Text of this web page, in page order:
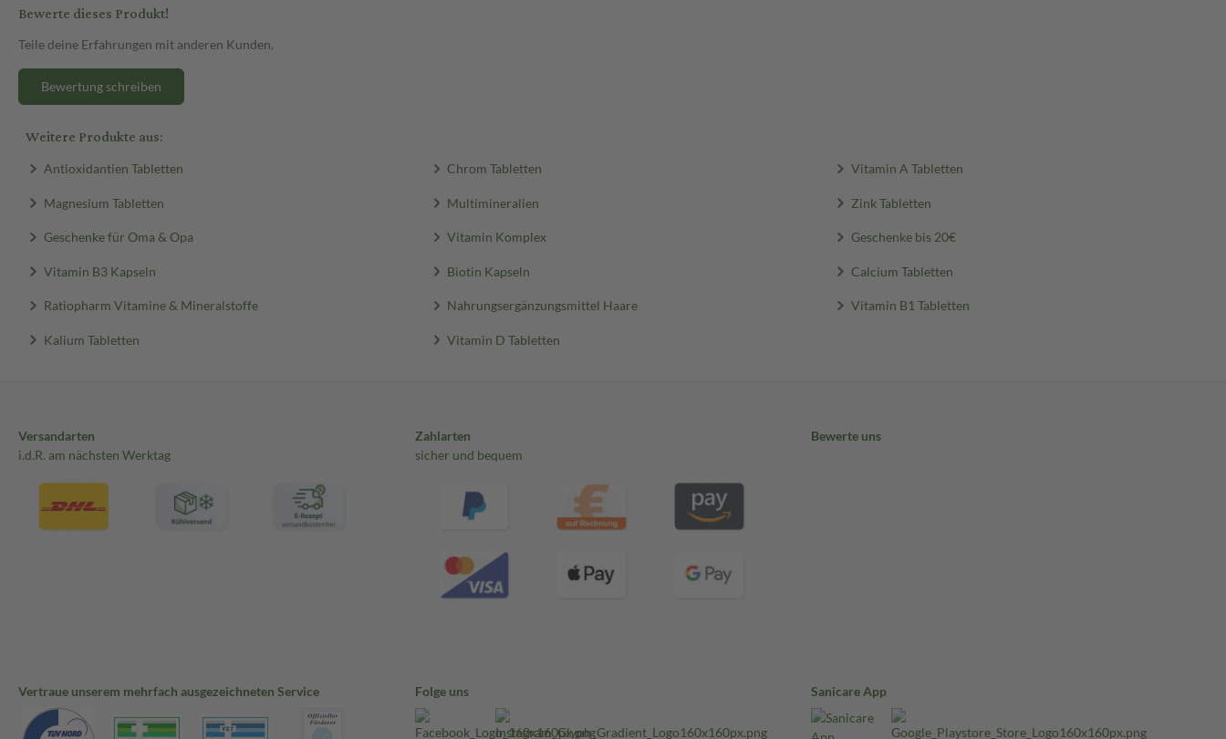
Bewerte dieses Produkt!
Teile deine Erfahrungen mit anderen Kunden.
Bewertung schreiben
Weitere Produkte aus:
Antioxidantien Tabletten Chrom Tabletten Vitamin A Tabletten
Magnesium Tabletten Multimineralien Zink Tabletten
Geschenke für Oma & Opa Vitamin Komplex Geschenke bis 20€
Vitamin B3 Kapseln Biotin Kapseln Calcium Tabletten
Ratiopharm Vitamine & Mineralstoffe Nahrungsergänzungsmittel Haare Vitamin B1 Tabletten
Kalium Tabletten Vitamin D Tabletten
Versandarten
i.d.R. am nächsten Werktag
Zahlarten
sicher und bequem
Bewerte uns
Vertraue unserem mehrfach ausgezeichneten Service Folge uns Sanicare App